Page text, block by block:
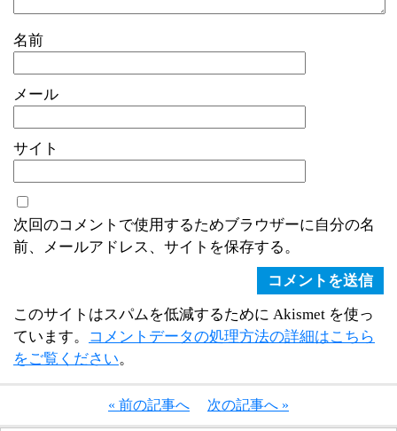
名前
メール
サイト
次回のコメントで使用するためブラウザーに自分の名
前、メールアドレス、サイトを保存する。
このサイトはスパムを低減するために Akismet を使っ
ています。
コメントデータの処理方法の詳細はこちら
をご覧ください。
« 前の記事へ 次の記事へ »